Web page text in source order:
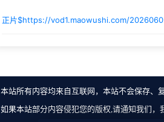
正片$https://vod1.maowushi.com/
本站所有内容均来自互联网，本站不会保存、
如果本站部分内容侵犯您的版权,请通知我们